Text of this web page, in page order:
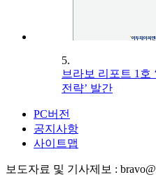
5.
브라보 리포트 1호
전략’ 발간
PC버전
공지사항
사이트맵
보도자료 및 기사제보 :